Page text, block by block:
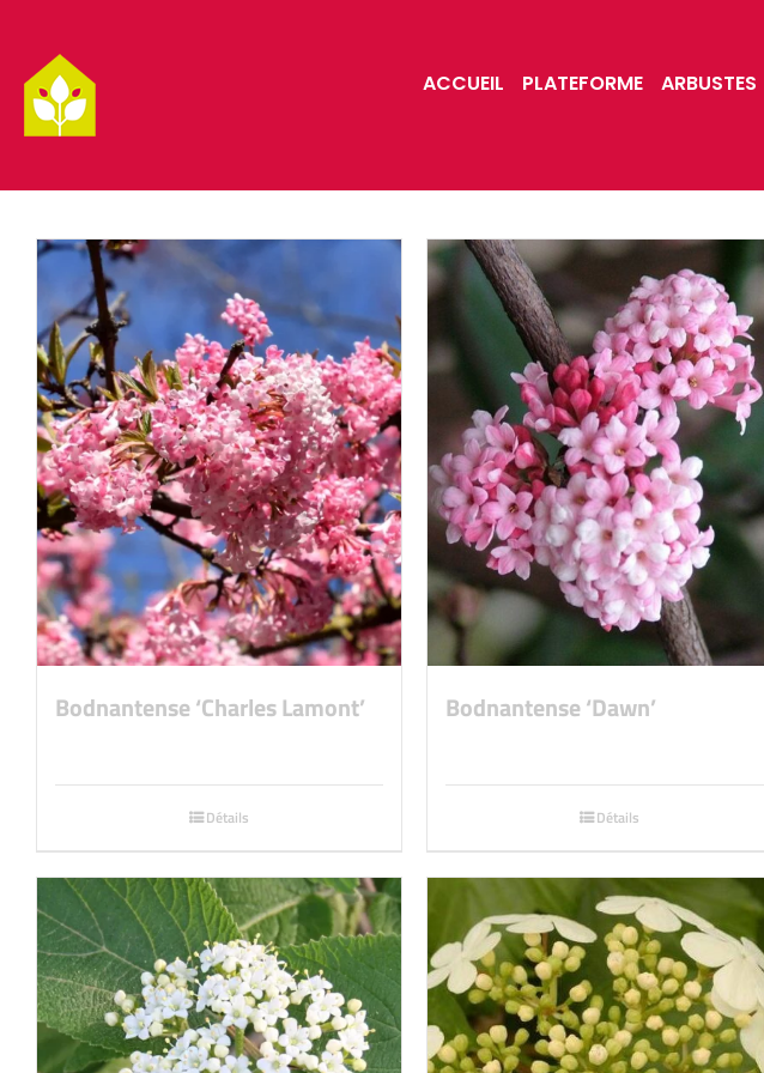
contenu
ACCUEIL PLATEFORME ARBUSTES
Bodnantense ‘Charles Lamont’
Détails
Bodnantense ‘Dawn’
Détails